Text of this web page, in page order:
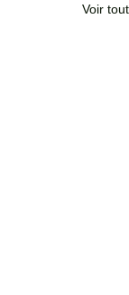
Voir tout